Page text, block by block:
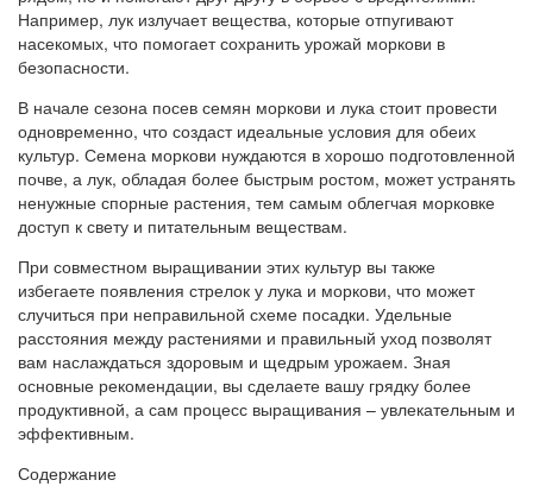
Например, лук излучает вещества, которые отпугивают
насекомых, что помогает сохранить урожай моркови в
безопасности.
В начале сезона посев семян моркови и лука стоит провести
одновременно, что создаст идеальные условия для обеих
культур. Семена моркови нуждаются в хорошо подготовленной
почве, а лук, обладая более быстрым ростом, может устранять
ненужные спорные растения, тем самым облегчая морковке
доступ к свету и питательным веществам.
При совместном выращивании этих культур вы также
избегаете появления стрелок у лука и моркови, что может
случиться при неправильной схеме посадки. Удельные
расстояния между растениями и правильный уход позволят
вам наслаждаться здоровым и щедрым урожаем. Зная
основные рекомендации, вы сделаете вашу грядку более
продуктивной, а сам процесс выращивания – увлекательным и
эффективным.
Содержание